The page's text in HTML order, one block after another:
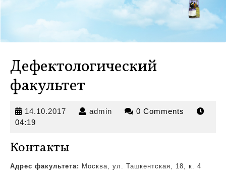
Дефектологический
факультет
14.10.2017 14.10.2017
admin admin 0 Comments
04:19
Контакты
Адрес факультета: Москва, ул. Ташкентская, 18, к. 4